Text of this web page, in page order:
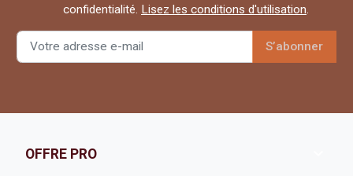
confidentialité. Lisez les conditions d'utilisation.
OFFRE PRO